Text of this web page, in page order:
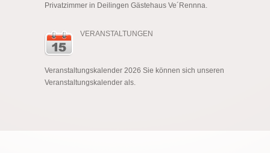
Privatzimmer in Deilingen Gästehaus Ve´Rennna.
VERANSTALTUNGEN
Veranstaltungskalender 2026 Sie können sich unseren
Veranstaltungskalender als.